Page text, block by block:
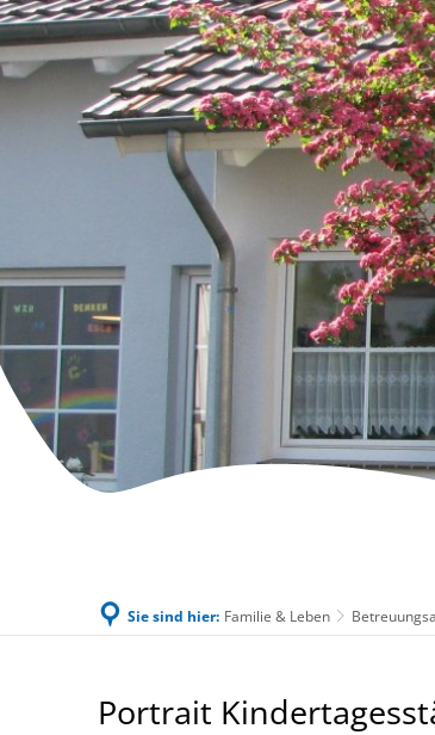
Familie & Leben
Sie sind hier: Familie & Leben
Kindertagesstätte
Portrait